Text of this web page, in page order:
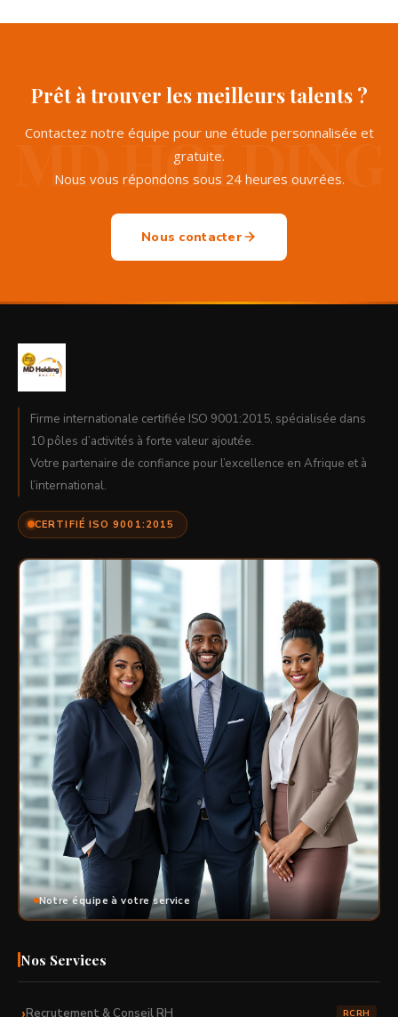
Prêt à trouver les meilleurs talents ?
Contactez notre équipe pour une étude personnalisée et
gratuite.
Nous vous répondons sous 24 heures ouvrées.
Nous contacter
Firme internationale certifiée ISO 9001:2015, spécialisée dans
10 pôles d’activités à forte valeur ajoutée.
Votre partenaire de confiance pour l’excellence en Afrique et à
l’international.
CERTIFIÉ ISO 9001:2015
Notre équipe à votre service
Nos Services
Recrutement & Conseil RH RCRH